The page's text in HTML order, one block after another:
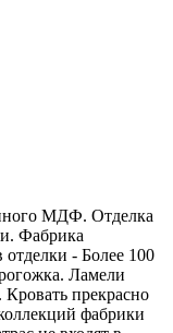
МДФ. Отделка
Фабрика
- Более 100
Ламели
прекрасно
фабрики